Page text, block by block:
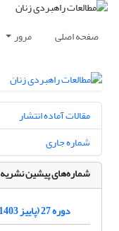
صفحه اصلی مرور
مقالات آماده انتشار
شماره جاری
شماره‌های پیشین نشریه
دوره 27 (پاییز 1403- 1404)